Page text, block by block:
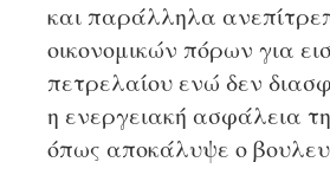
και παράλληλα
οικονομικών πόρων για
πετρελαίου ενώ δεν
η ενεργειακή ασφάλεια
όπως αποκάλυψε ο